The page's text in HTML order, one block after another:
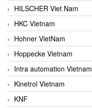
HILSCHER Viet Nam
HKC Vietnam
Hohner VietNam
Hoppecke Vietnam
Intra automation Vietnam
Kinetrol Vietnam
KNF